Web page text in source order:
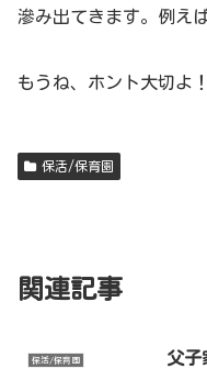
滲み出てきます。例え
もうね、ホント大切よ！
保活/保育園
関連記事
保活/保育園 父子